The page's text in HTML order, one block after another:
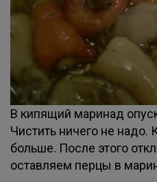
В кипящий маринад
Чистить ничего не надо.
больше. После этого
оставляем перцы в